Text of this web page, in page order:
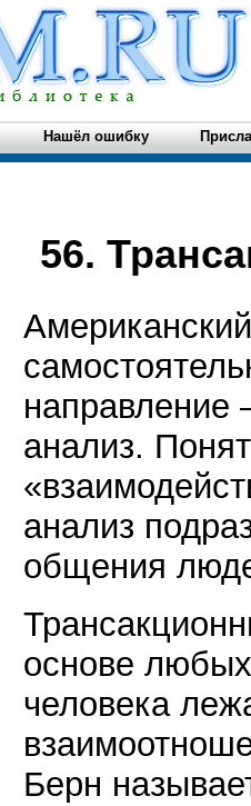
Нашёл ошибку
56.
направление
анализ.
анализ
общения
основе
человека
Берн